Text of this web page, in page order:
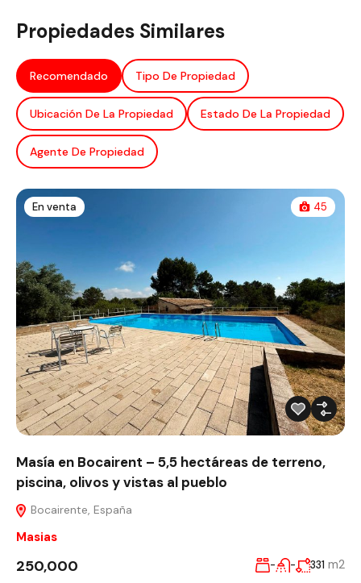
Propiedades Similares
Recomendado Tipo De Propiedad
Ubicación De La Propiedad Estado De La Propiedad
Agente De Propiedad
En venta 45
Masía en Bocairent – 5,5 hectáreas de terreno,
piscina, olivos y vistas al pueblo
Bocairente, España
Masias
250,000 - - 331 m2